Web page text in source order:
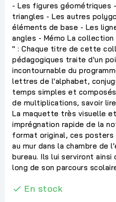
- Les figures géométriques
triangles - Les autres
éléments de base - Les
angles - Mémo La
" : Chaque titre de cette
pédagogiques traite d'un
incontournable du
lettres de l'alphabet,
temps simples et
de multiplications, savoir
La maquette très visuelle
imprégnation rapide de la
format original, ces
au mur dans la chambre de
bureau. Ils lui serviront
long de son parcours
 En stock